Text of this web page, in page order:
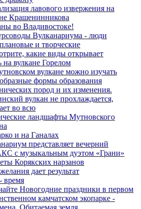
лавового извержения на
Крашенинникова
во Владивостоке!
Вулканариума - люди
и творческие
какие виды открывает
на вулкане Горелом
вулкане можно изучать
формы образования
пород и их изменения.
вулкан не прохлаждается,
во всю
ландшафты Мутновского
и на Ганалах
представляет вечерний
с музыкальным дуэтом «Грани»
Корякских нарзанов
дает результат
время
Новогодние праздники в первом
камчатском экопарке -
Обитаемая земля.